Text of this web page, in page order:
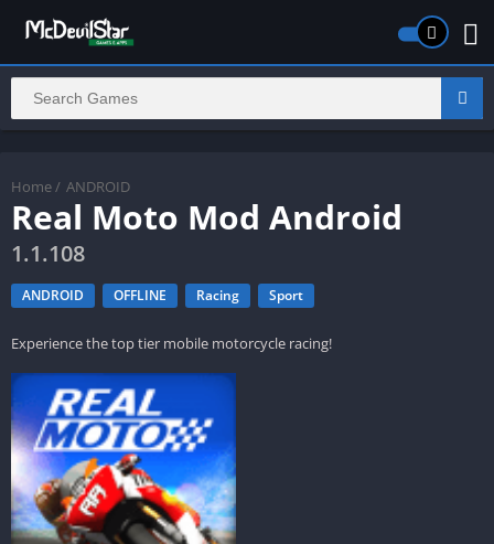
Home / ANDROID
Real Moto Mod Android
1.1.108
ANDROID OFFLINE Racing Sport
Experience the top tier mobile motorcycle racing!